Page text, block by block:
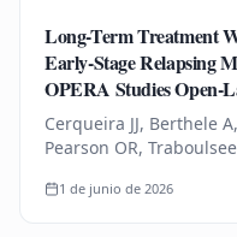
Long-Term Treatment
Early-Stage Relapsing
OPERA Studies Open-
Cerqueira JJ, Berthele
Pearson OR,
Schneble HM, Thanei…
1 de junio de 2026